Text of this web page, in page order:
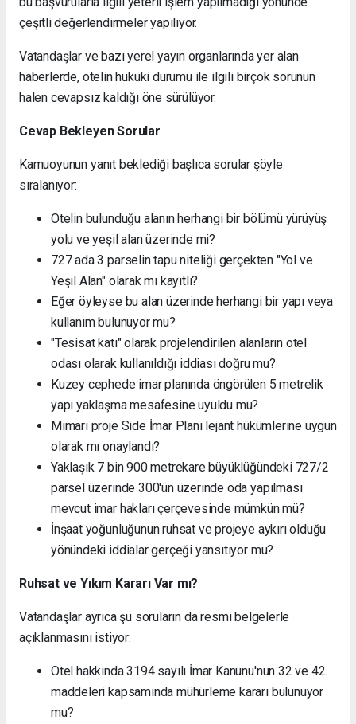
çeşitli değerlendirmeler yapılıyor.
Vatandaşlar ve bazı yerel yayın organlarında yer alan
haberlerde, otelin hukuki durumu ile ilgili birçok sorunun
halen cevapsız kaldığı öne sürülüyor.
Cevap Bekleyen Sorular
Kamuoyunun yanıt beklediği başlıca sorular şöyle
sıralanıyor:
Otelin bulunduğu alanın herhangi bir bölümü yürüyüş
yolu ve yeşil alan üzerinde mi?
727 ada 3 parselin tapu niteliği gerçekten "Yol ve
Yeşil Alan" olarak mı kayıtlı?
Eğer öyleyse bu alan üzerinde herhangi bir yapı veya
kullanım bulunuyor mu?
"Tesisat katı" olarak projelendirilen alanların otel
odası olarak kullanıldığı iddiası doğru mu?
Kuzey cephede imar planında öngörülen 5 metrelik
yapı yaklaşma mesafesine uyuldu mu?
Mimari proje Side İmar Planı lejant hükümlerine uygun
olarak mı onaylandı?
Yaklaşık 7 bin 900 metrekare büyüklüğündeki 727/2
parsel üzerinde 300'ün üzerinde oda yapılması
mevcut imar hakları çerçevesinde mümkün mü?
İnşaat yoğunluğunun ruhsat ve projeye aykırı olduğu
yönündeki iddialar gerçeği yansıtıyor mu?
Ruhsat ve Yıkım Kararı Var mı?
Vatandaşlar ayrıca şu soruların da resmi belgelerle
açıklanmasını istiyor:
Otel hakkında 3194 sayılı İmar Kanunu'nun 32 ve 42.
maddeleri kapsamında mühürleme kararı bulunuyor
mu?